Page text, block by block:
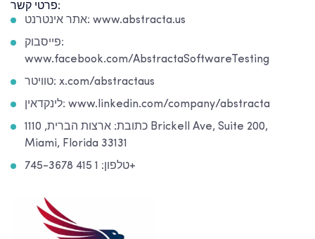
פרטי קשר:
אתר אינטרנט: www.abstracta.us
פייסבוק:
www.facebook.com/AbstractaSoftwareTesting
טוויטר: x.com/abstractaus
לינקדאין: www.linkedin.com/company/abstracta
כתובת: ארצות הברית, 1110 Brickell Ave, Suite 200,
Miami, Florida 33131
טלפון: 1 415 745-3678+